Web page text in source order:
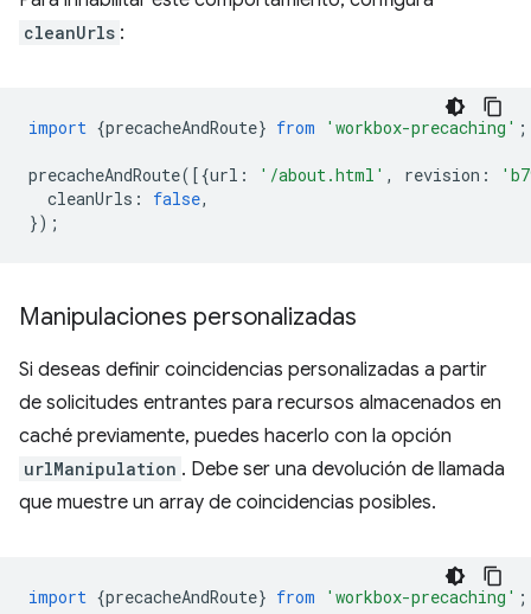
cleanUrls :
import {precacheAndRoute} from 'workbox-precaching' ;
precacheAndRoute([{url : '/about.html' , revision :
cleanUrls : false,
});
Manipulaciones personalizadas
Si deseas definir coincidencias personalizadas a partir
de solicitudes entrantes para recursos almacenados en
caché previamente, puedes hacerlo con la opción
urlManipulation . Debe ser una devolución de llamada
que muestre un array de coincidencias posibles.
import {precacheAndRoute} from 'workbox-precaching' ;